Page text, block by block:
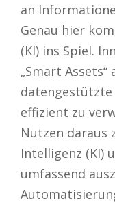
an
Genau hier
(KI) ins Spiel.
„Smart
datengestützte
effizient zu
Nutzen daraus
Intelligenz (KI)
umfassend